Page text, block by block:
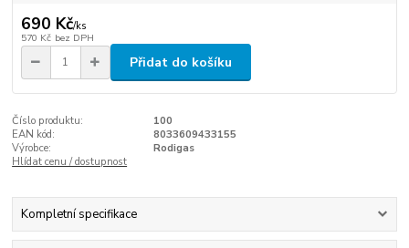
690 Kč/ks
570 Kč bez DPH
Přidat do košíku
Číslo produktu:
100
EAN kód:
8033609433155
Výrobce:
Rodigas
Hlídat cenu / dostupnost
Kompletní specifikace